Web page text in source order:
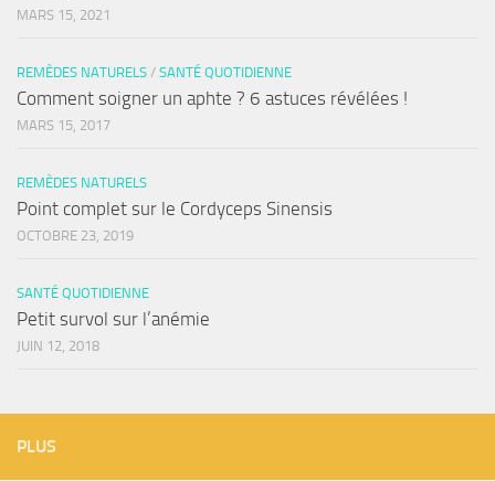
MARS 15, 2021
REMÈDES NATURELS / SANTÉ QUOTIDIENNE
Comment soigner un aphte ? 6 astuces révélées !
MARS 15, 2017
REMÈDES NATURELS
Point complet sur le Cordyceps Sinensis
OCTOBRE 23, 2019
SANTÉ QUOTIDIENNE
Petit survol sur l’anémie
JUIN 12, 2018
PLUS